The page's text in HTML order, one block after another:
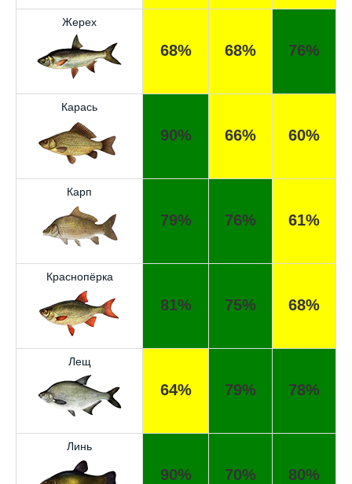
Жерех
68% 68% 76%
Карась
90% 66% 60%
Карп
79% 76% 61%
Краснопёрка
81% 75% 68%
Лещ
64% 79% 78%
Линь
90% 70% 80%